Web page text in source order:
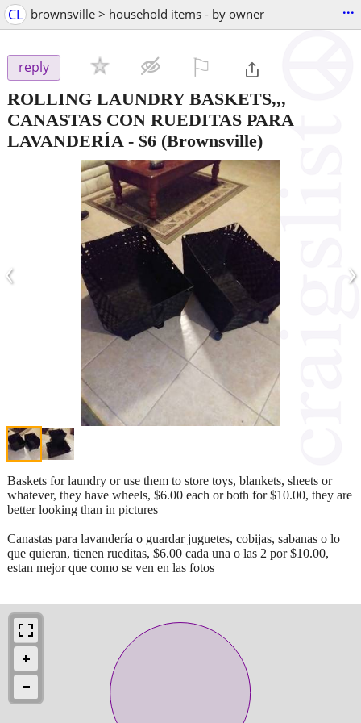
CL brownsville > household items - by owner ...
reply
ROLLING LAUNDRY BASKETS,,,
CANASTAS CON RUEDITAS PARA
LAVANDERÍA - $6 (Brownsville)
‹ ›
Baskets for laundry or use them to store toys, blankets, sheets or
whatever, they have wheels, $6.00 each or both for $10.00, they are
better looking than in pictures
Canastas para lavandería o guardar juguetes, cobijas, sabanas o lo
que quieran, tienen rueditas, $6.00 cada una o las 2 por $10.00,
estan mejor que como se ven en las fotos